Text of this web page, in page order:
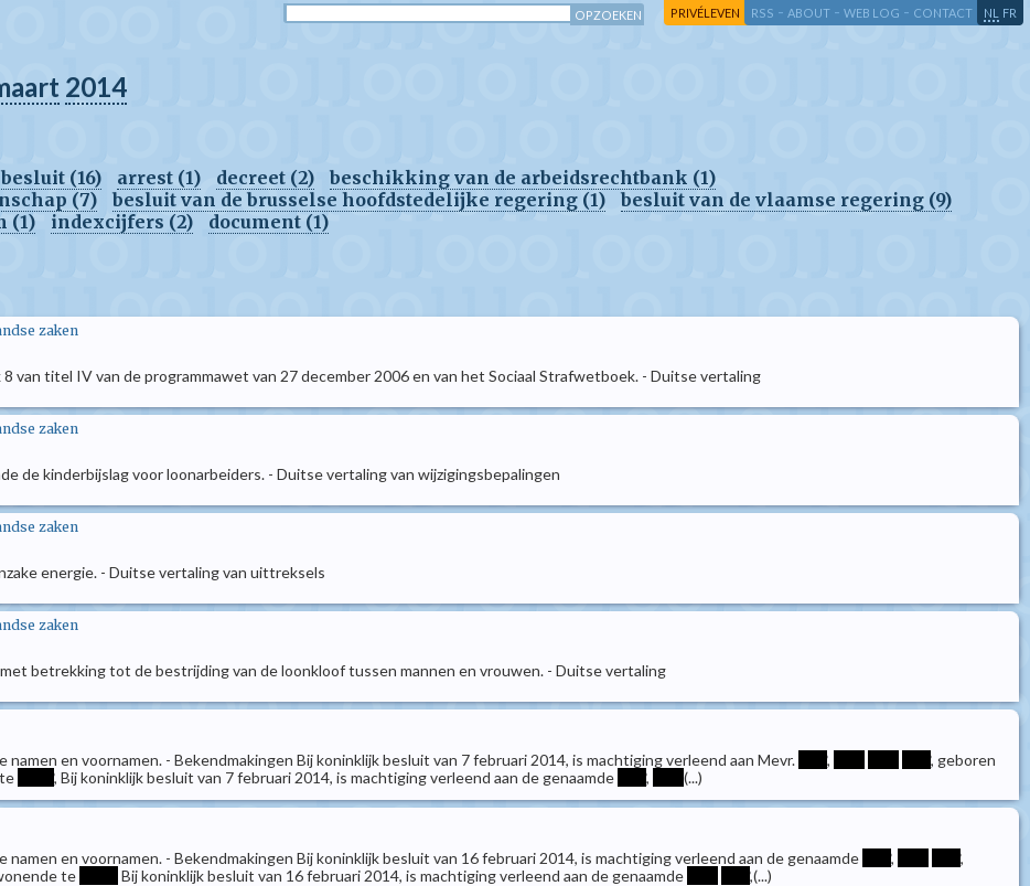
PRIVÉLEVEN RSS - ABOUT - WEB LOG - CONTACT NL FR
2014
(16) arrest (1) decreet (2)
beschikking van de arbeidsrechtbank (1)
(7)
besluit van de brusselse hoofdstedelijke regering (1)
besluit van de vlaamse regering (9)
(1) indexcijfers (2) document (1)
zaken
van titel IV van de programmawet van 27 december 2006 en van het Sociaal Strafwetboek. - Duitse vertaling
zaken
de kinderbijslag voor loonarbeiders. - Duitse vertaling van wijzigingsbepalingen
zaken
energie. - Duitse vertaling van uittreksels
zaken
betrekking tot de bestrijding van de loonkloof tussen mannen en vrouwen. - Duitse vertaling
en voornamen. - Bekendmakingen Bij koninklijk besluit van 7 februari 2014, is machtiging verleend aan Mevr. ,
, geboren
, Bij koninklijk besluit van 7 februari 2014, is machtiging verleend aan de genaamde , (...)
en voornamen. - Bekendmakingen Bij koninklijk besluit van 16 februari 2014, is machtiging verleend aan de genaamde ,
,
te Bij koninklijk besluit van 16 februari 2014, is machtiging verleend aan de genaamde ,(...)